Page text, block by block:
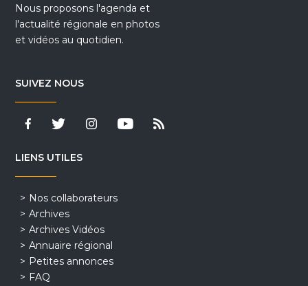
Nous proposons l'agenda et
l'actualité régionale en photos
et vidéos au quotidien.
SUIVEZ NOUS
LIENS UTILES
Nos collaborateurs
Archives
Archives Vidéos
Annuaire régional
Petites annonces
FAQ